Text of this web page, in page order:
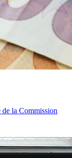
de la Commission